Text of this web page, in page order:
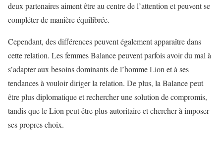
deux partenaires aiment être au centre de l’attention et peuvent se
compléter de manière équilibrée.
Cependant, des différences peuvent également apparaître dans
cette relation. Les femmes Balance peuvent parfois avoir du mal à
s’adapter aux besoins dominants de l’homme Lion et à ses
tendances à vouloir diriger la relation. De plus, la Balance peut
être plus diplomatique et rechercher une solution de compromis,
tandis que le Lion peut être plus autoritaire et chercher à imposer
ses propres choix.